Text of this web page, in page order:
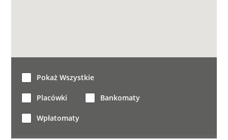
Pokaż Wszystkie
Placówki Bankomaty
Wpłatomaty